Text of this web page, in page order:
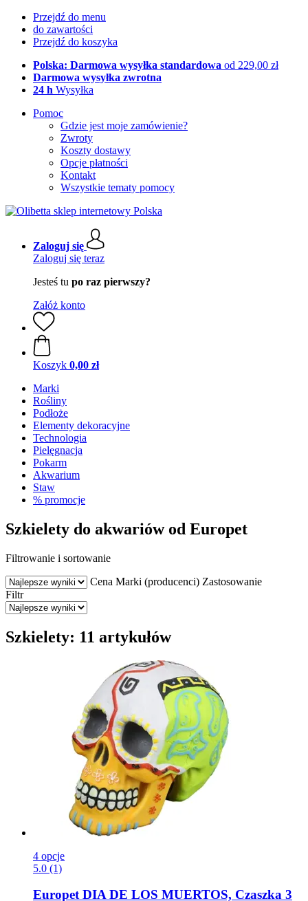
Przejdź do menu
do zawartości
Przejdź do koszyka
Polska: Darmowa wysyłka standardowa od 229,00 zł
Darmowa wysyłka zwrotna
24 h Wysyłka
Pomoc
Gdzie jest moje zamówienie?
Zwroty
Koszty dostawy
Opcje płatności
Kontakt
Wszystkie tematy pomocy
Zaloguj się
Zaloguj się teraz
Jesteś tu po raz pierwszy?
Załóż konto
Koszyk 0,00 zł
Marki
Rośliny
Podłoże
Elementy dekoracyjne
Technologia
Pielęgnacja
Pokarm
Akwarium
Staw
% promocje
Szkielety do akwariów od Europet
Filtrowanie i sortowanie
Cena Marki (producenci) Zastosowanie
Filtr
Szkielety: 11 artykułów
4 opcje
5.0 (1)
EuropetDIA DE LOS MUERTOS, Czaszka 3